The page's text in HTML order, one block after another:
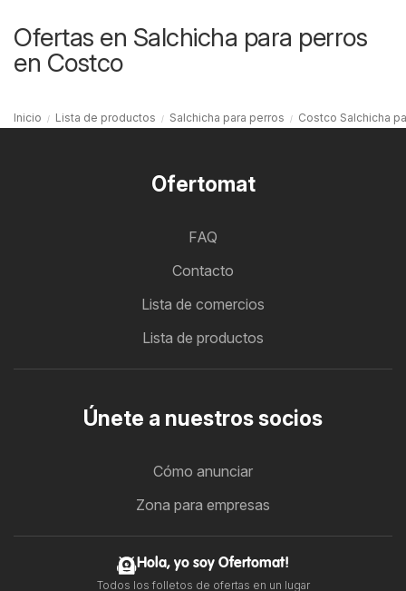
Ofertas en Salchicha para perros
en Costco
Inicio Lista de productos Salchicha para perros Costco Salchicha
Ofertomat
FAQ
Contacto
Lista de comercios
Lista de productos
Únete a nuestros socios
Cómo anunciar
Zona para empresas
Hola, yo soy Ofertomat!
Todos los folletos de ofertas en un lugar